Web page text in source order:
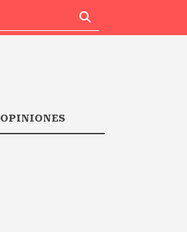
OPINIONES